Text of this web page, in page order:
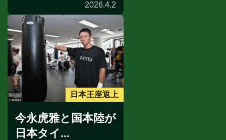
2026.4.2
日本王座返上
今永虎雅と国本陸が
日本タイ...